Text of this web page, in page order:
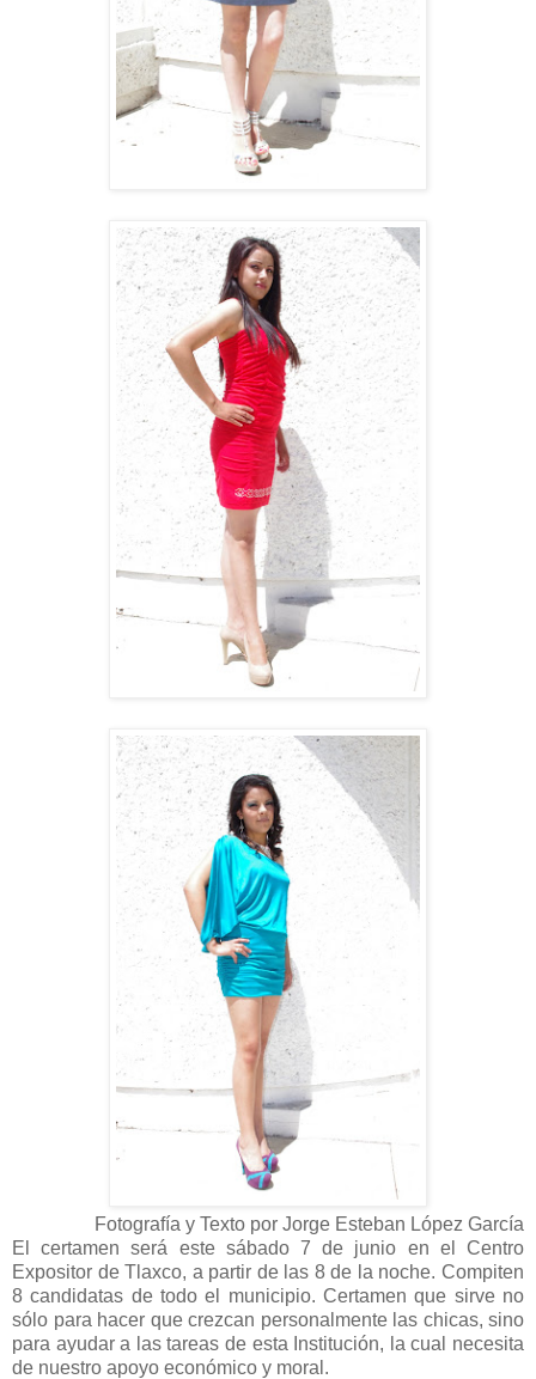
Fotografía y Texto por Jorge Esteban López García
El certamen será este sábado 7 de junio en el Centro
Expositor de Tlaxco, a partir de las 8 de la noche. Compiten
8 candidatas de todo el municipio. Certamen que sirve no
sólo para hacer que crezcan personalmente las chicas, sino
para ayudar a las tareas de esta Institución, la cual necesita
de nuestro apoyo económico y moral.